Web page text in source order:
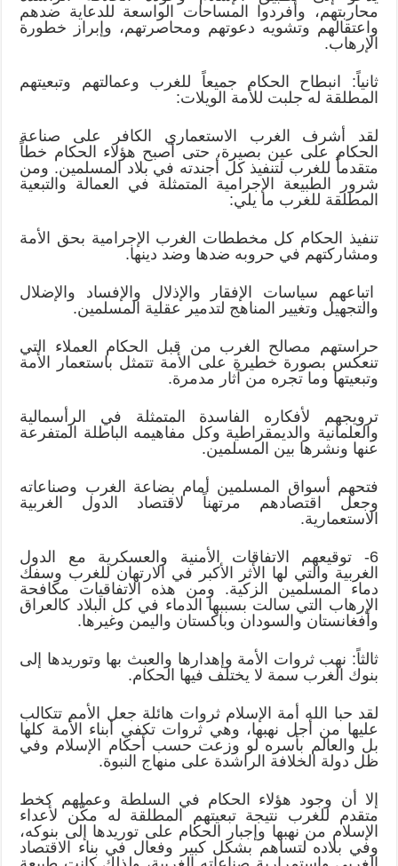
محاربتهم، وأفردوا المساحات الواسعة للدعاية ضدهم
واعتقالهم وتشويه دعوتهم ومحاصرتهم، وإبراز خطورة
الإرهاب.
ثانياً: انبطاح الحكام جميعاً للغرب وعمالتهم وتبعيتهم
المطلقة له جلبت للأمة الويلات:
لقد أشرف الغرب الاستعماري الكافر على صناعة
الحكام على عين بصيرة، حتى أصبح هؤلاء الحكام خطاً
متقدماً للغرب لتنفيذ كل أجندته في بلاد المسلمين. ومن
شرور الطبيعة الإجرامية المتمثلة في العمالة والتبعية
المطلقة للغرب ما يلي:
تنفيذ الحكام كل مخططات الغرب الإجرامية بحق الأمة
ومشاركتهم في حروبه ضدها وضد دينها.
اتباعهم سياسات الإفقار والإذلال والإفساد والإضلال
والتجهيل وتغيير المناهج لتدمير عقلية المسلمين.
حراستهم مصالح الغرب من قبل الحكام العملاء التي
تنعكس بصورة خطيرة على الأمة تتمثل باستعمار الأمة
وتبعيتها وما تجره من آثار مدمرة.
ترويجهم لأفكاره الفاسدة المتمثلة في الرأسمالية
والعلمانية والديمقراطية وكل مفاهيمه الباطلة المتفرعة
عنها ونشرها بين المسلمين.
فتحهم أسواق المسلمين أمام بضاعة الغرب وصناعاته
وجعل اقتصادهم مرتهناً لاقتصاد الدول الغربية
الاستعمارية.
6- توقيعهم الاتفاقات الأمنية والعسكرية مع الدول
الغربية والتي لها الأثر الأكبر في الارتهان للغرب وسفك
دماء المسلمين الزكية. ومن هذه الاتفاقيات مكافحة
الإرهاب التي سالت بسببها الدماء في كل البلاد كالعراق
وأفغانستان والسودان وباكستان واليمن وغيرها.
ثالثاً: نهب ثروات الأمة وإهدارها والعبث بها وتوريدها إلى
بنوك الغرب سمة لا يختلف فيها الحكام.
لقد حبا الله أمة الإسلام ثروات هائلة جعل الأمم تتكالب
عليها من أجل نهبها، وهي ثروات تكفي أبناء الأمة كلها
بل والعالم بأسره لو وزعت حسب أحكام الإسلام وفي
ظل دولة الخلافة الراشدة على منهاج النبوة.
إلا أن وجود هؤلاء الحكام في السلطة وعملهم كخط
متقدم للغرب نتيجة تبعيتهم المطلقة له مكَّن لأعداء
الإسلام من نهبها وإجبار الحكام على توريدها إلى بنوكه،
وفي بلاده لتساهم بشكل كبير وفعال في بناء الاقتصاد